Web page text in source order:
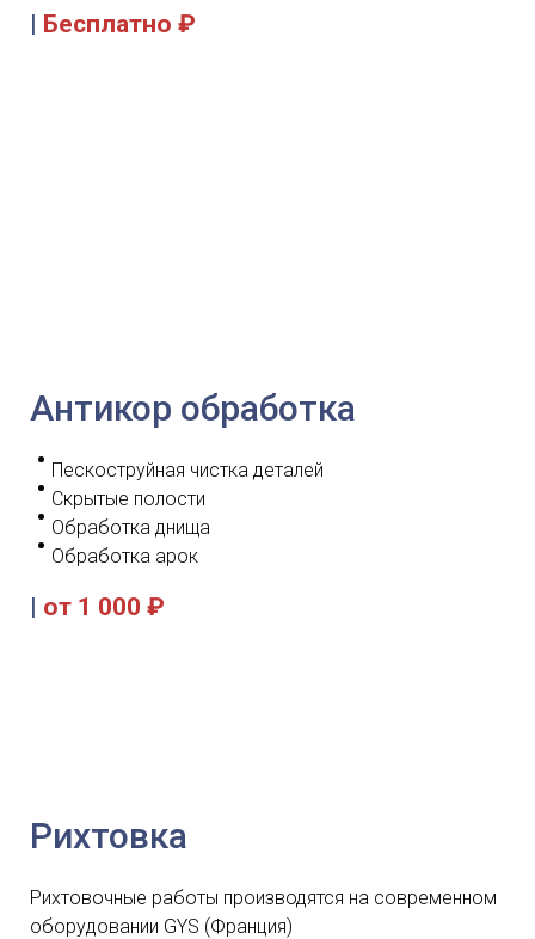
| Бесплатно ₽
Антикор обработка
Пескоструйная чистка деталей
Скрытые полости
Обработка днища
Обработка арок
| от 1 000 ₽
Рихтовка
Рихтовочные работы производятся на современном
оборудовании GYS (Франция)